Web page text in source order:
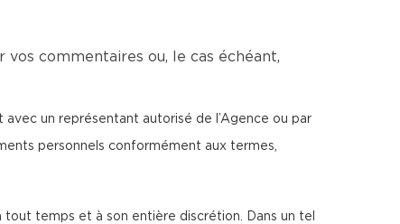
vos commentaires ou, le cas échéant,
avec un représentant autorisé de l’Agence ou par
personnels conformément aux termes,
temps et à son entière discrétion. Dans un tel